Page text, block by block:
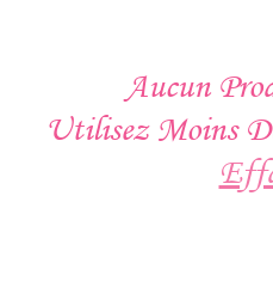
Aucun
Utilisez Moins